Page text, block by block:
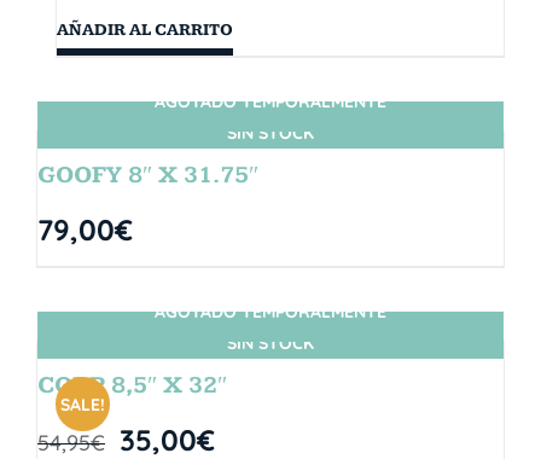
AÑADIR AL CARRITO
SIN STOCK
AGOTADO TEMPORALMENTE
GOOFY 8″ X 31.75″
79,00€
SIN STOCK
SALE!
AGOTADO TEMPORALMENTE
CORP 8,5″ X 32″
54,95€ 35,00€